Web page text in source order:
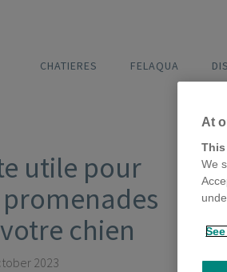
CHATIERES FELAQUA
utile pour
promenades
chien
2023
At
This
We